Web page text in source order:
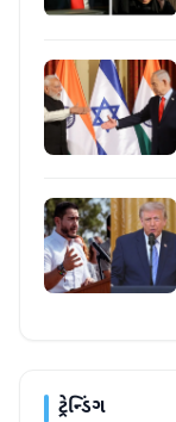
ટ્રેન્ડિંગ